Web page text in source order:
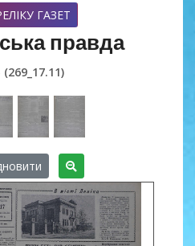
ГАЗЕТ
правда